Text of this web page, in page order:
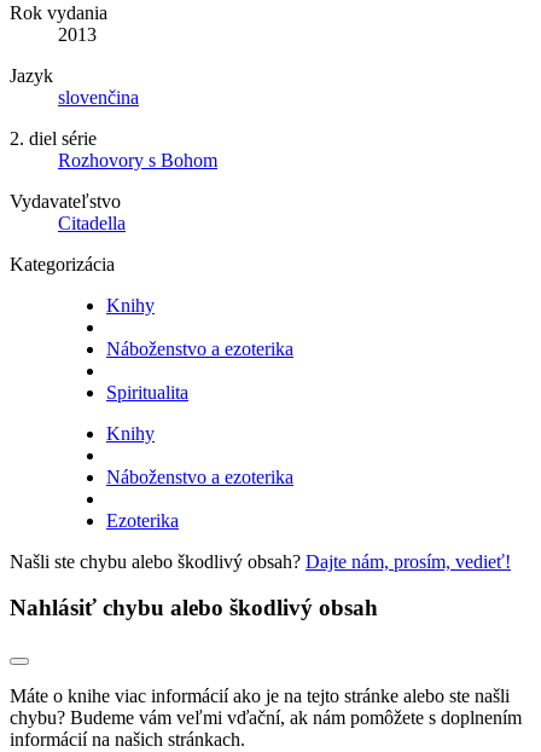
Rok vydania
2013
Jazyk
slovenčina
2. diel série
Rozhovory s Bohom
Vydavateľstvo
Citadella
Kategorizácia
Knihy
Náboženstvo a ezoterika
Spiritualita
Knihy
Náboženstvo a ezoterika
Ezoterika
Našli ste chybu alebo škodlivý obsah? Dajte nám, prosím, vedieť!
Nahlásiť chybu alebo škodlivý obsah
Máte o knihe viac informácií ako je na tejto stránke alebo ste našli
chybu? Budeme vám veľmi vďační, ak nám pomôžete s doplnením
informácií na našich stránkach.